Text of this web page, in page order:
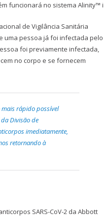
funcionará no sistema Alinity™ i
de Vigilância Sanitária
uma pessoa já foi infectada pelo
foi previamente infectada,
no corpo e se fornecem
mais rápido possível
Divisão de
imediatamente,
retornando à
SARS-CoV-2 da Abbott